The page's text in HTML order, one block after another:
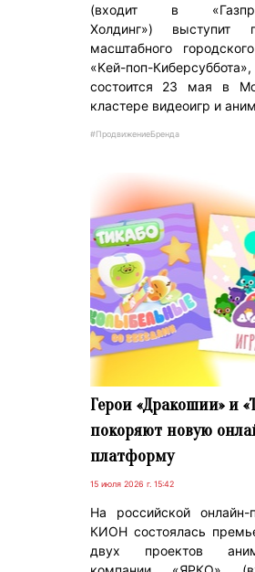
(входит в
Холдинг») выступит
масштабного
«Kей-поп-
состоится 23 мая в
кластере видеоигр и
#ПродвижениеБренда
Герои «Дракошии» и
покоряют новую
платформу
15 июля 2026 г. 15:42
На российской онлайн-
КИОН состоялась
двух проектов